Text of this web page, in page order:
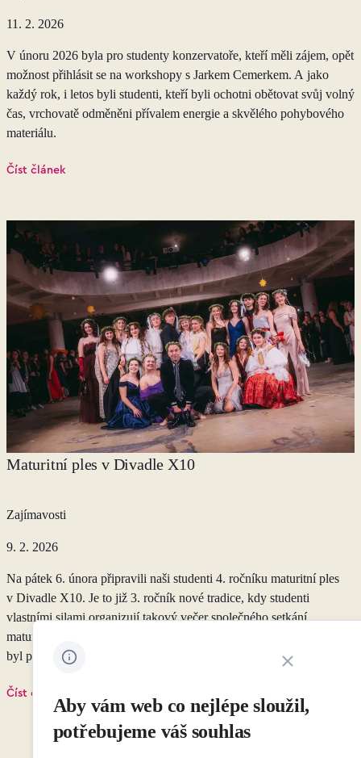
11. 2. 2026
V únoru 2026 byla pro studenty konzervatoře, kteří měli zájem, opět
možnost přihlásit se na workshopy s Jarkem Cemerkem. A jako
každý rok, i letos byli studenti, kteří byli ochotni obětovat svůj volný
čas, vrchovatě odměněni přívalem energie a skvělého pohybového
materiálu.
Číst článek
Maturitní ples v Divadle X10
Zajímavosti
9. 2. 2026
Na pátek 6. února připravili naši studenti 4. ročníku maturitní ples
v Divadle X10. Je to již 3. ročník nové tradice, kdy studenti
vlastními silami organizují takový večer společného setkání
maturitního ročníku s rodinami, přáteli, absolventy, pedagogy. Večer
byl plný tance, překvapení a radosti.
Číst článek
Aby vám web co nejlépe sloužil,
potřebujeme váš souhlas
Zavřít oznámení